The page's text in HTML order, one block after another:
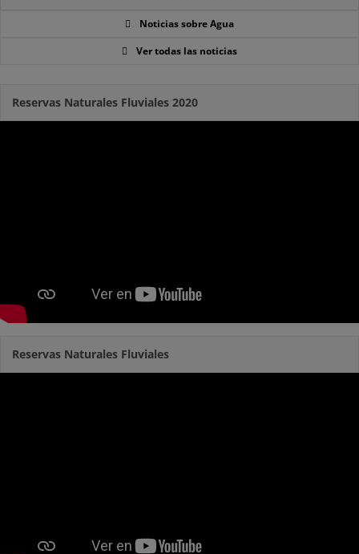
Noticias sobre Agua
Ver todas las noticias
Reservas Naturales Fluviales 2020
Reservas Naturales Fluviales